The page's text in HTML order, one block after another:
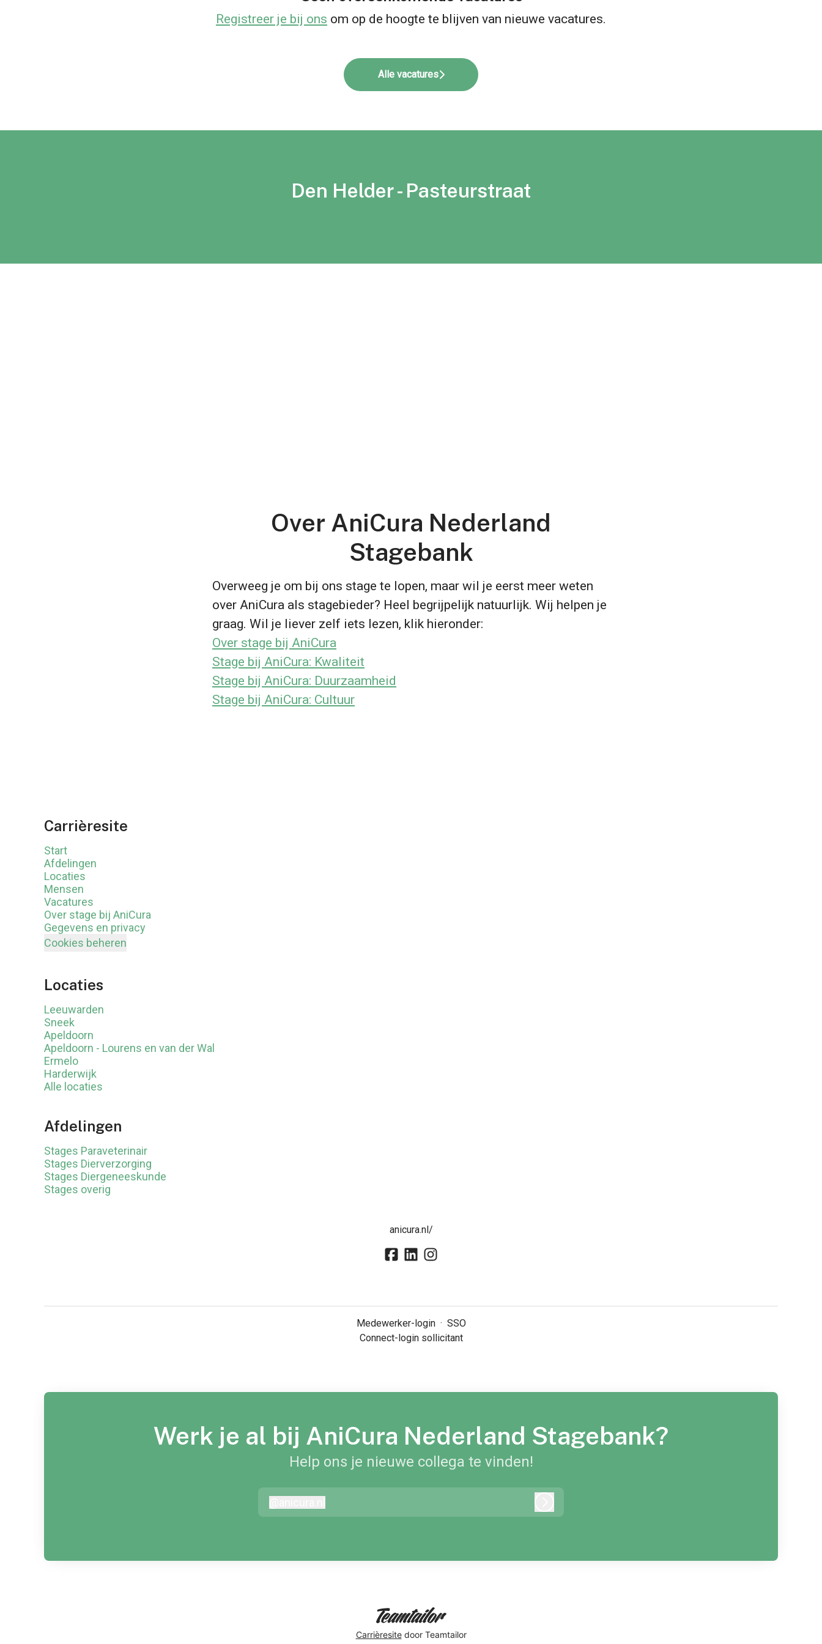
Registreer je bij ons om op de hoogte te blijven van nieuwe vacatures.
Alle vacatures
Den Helder - Pasteurstraat
Over AniCura Nederland
Stagebank
Overweeg je om bij ons stage te lopen, maar wil je eerst meer weten
over AniCura als stagebieder? Heel begrijpelijk natuurlijk. Wij helpen je
graag. Wil je liever zelf iets lezen, klik hieronder:
Over stage bij AniCura
Stage bij AniCura: Kwaliteit
Stage bij AniCura: Duurzaamheid
Stage bij AniCura: Cultuur
Carrièresite
Start
Afdelingen
Locaties
Mensen
Vacatures
Over stage bij AniCura
Gegevens en privacy
Cookies beheren
Locaties
Leeuwarden
Sneek
Apeldoorn
Apeldoorn - Lourens en van der Wal
Ermelo
Harderwijk
Alle locaties
Afdelingen
Stages Paraveterinair
Stages Dierverzorging
Stages Diergeneeskunde
Stages overig
anicura.nl/
Medewerker-login · SSO
Connect-login sollicitant
Werk je al bij AniCura Nederland Stagebank?
Help ons je nieuwe collega te vinden!
anicura.nl
Carrièresitedoor Teamtailor